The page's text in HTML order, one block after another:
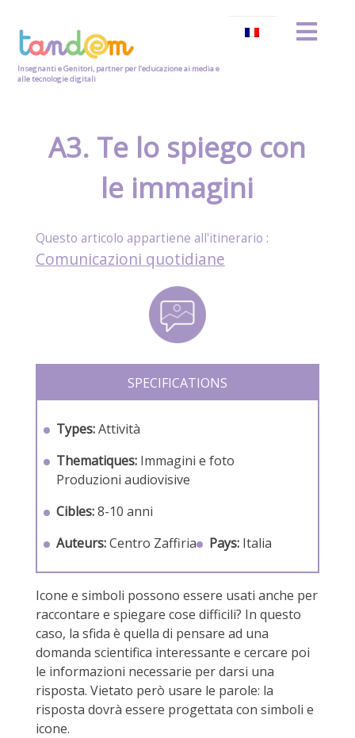
Insegnanti e Genitori, partner per l’educazione ai media e
alle tecnologie digitali
A3. Te lo spiego con
le immagini
Comunicazioni quotidiane
SPECIFICATIONS
Types:Attività
Thematiques: Immagini e foto
Produzioni audiovisive
Cibles:8-10 anni
Auteurs:Centro Zaffiria Pays: Italia
Icone e simboli possono essere usati anche per
raccontare e spiegare cose difficili? In questo
caso, la sfida è quella di pensare ad una
domanda scientifica interessante e cercare poi
le informazioni necessarie per darsi una
risposta. Vietato però usare le parole: la
risposta dovrà essere progettata con simboli e
icone.